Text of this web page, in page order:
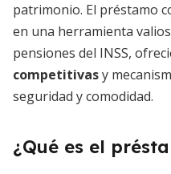
patrimonio. El préstamo
en una herramienta
pensiones del INSS,
competitivasy
seguridad y comodidad.
¿Qué es el